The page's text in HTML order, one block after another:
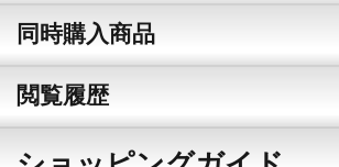
同時購入商品
閲覧履歴